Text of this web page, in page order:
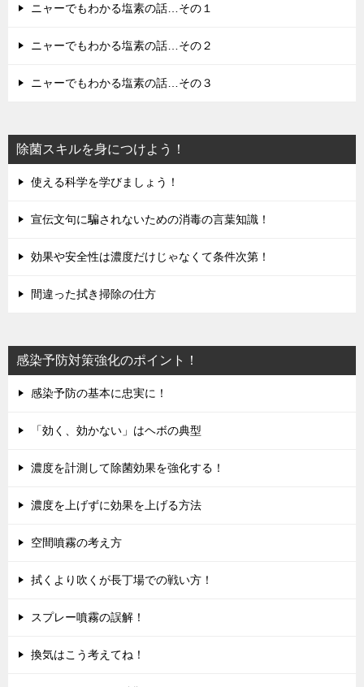
ニャーでもわかる塩素の話…その１
ニャーでもわかる塩素の話…その２
ニャーでもわかる塩素の話…その３
除菌スキルを身につけよう！
使える科学を学びましょう！
宣伝文句に騙されないための消毒の言葉知識！
効果や安全性は濃度だけじゃなくて条件次第！
間違った拭き掃除の仕方
感染予防対策強化のポイント！
感染予防の基本に忠実に！
「効く、効かない」はヘボの典型
濃度を計測して除菌効果を強化する！
濃度を上げずに効果を上げる方法
空間噴霧の考え方
拭くより吹くが長丁場での戦い方！
スプレー噴霧の誤解！
換気はこう考えてね！